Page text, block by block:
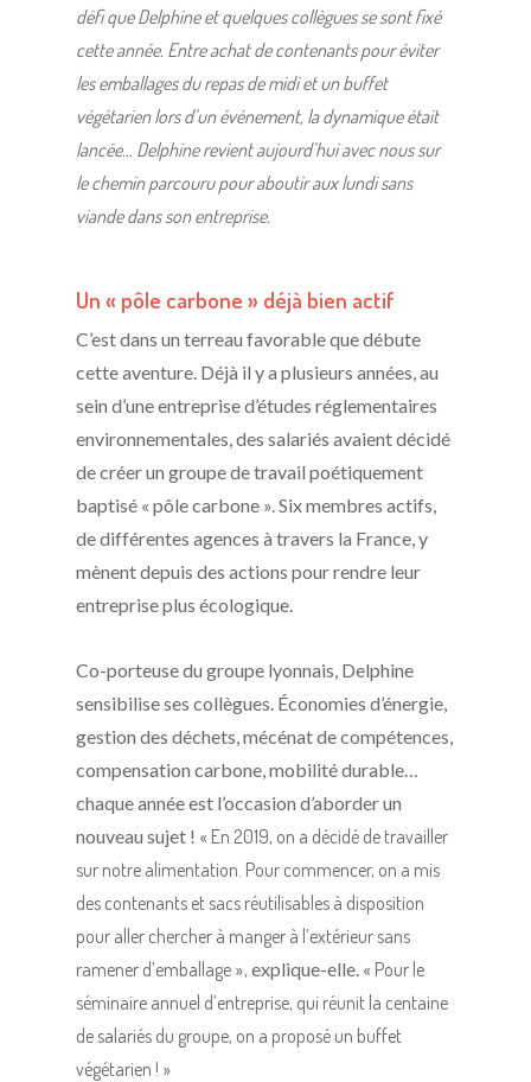
défi que Delphine et quelques collègues se sont fixé
cette année. Entre achat de contenants pour éviter
les emballages du repas de midi et un buffet
végétarien lors d’un événement, la dynamique était
lancée… Delphine revient aujourd’hui avec nous sur
le chemin parcouru pour aboutir aux lundi sans
viande dans son entreprise.
Un « pôle carbone » déjà bien actif
C’est dans un terreau favorable que débute
cette aventure. Déjà il y a plusieurs années, au
sein d’une entreprise d’études réglementaires
environnementales, des salariés avaient décidé
de créer un groupe de travail poétiquement
baptisé « pôle carbone ». Six membres actifs,
de différentes agences à travers la France, y
mènent depuis des actions pour rendre leur
entreprise plus écologique.
Co-porteuse du groupe lyonnais, Delphine
sensibilise ses collègues. Économies d’énergie,
gestion des déchets, mécénat de compétences,
compensation carbone, mobilité durable…
chaque année est l’occasion d’aborder un
nouveau sujet ! « En 2019, on a décidé de travailler
sur notre alimentation. Pour commencer, on a mis
des contenants et sacs réutilisables à disposition
pour aller chercher à manger à l’extérieur sans
ramener d’emballage », explique-elle. « Pour le
séminaire annuel d’entreprise, qui réunit la centaine
de salariés du groupe, on a proposé un buffet
végétarien ! »